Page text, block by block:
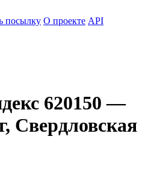
посылку О проекте API
620150 —
Свердловская